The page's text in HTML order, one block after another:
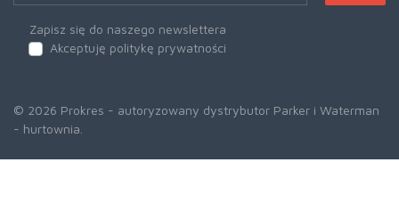
Zapisz się do naszego newslettera
Akceptuję politykę prywatności
© 2026 Prokres - autoryzowany dystrybutor Parker i Waterman
- hurtownia.